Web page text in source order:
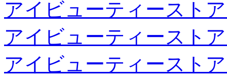
アイビューティースト
アイビューティースト
アイビューティースト